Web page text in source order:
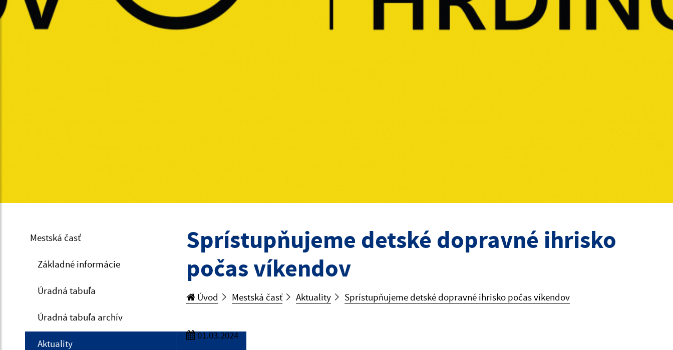
Mestská časť
Základné informácie
Úradná tabuľa
Úradná tabuľa archív
Aktuality
Sprístupňujeme detské dopravné ihrisko
počas víkendov
Úvod Mestská časť Aktuality Sprístupňujeme detské dopravné ihrisko počas víkendov
01.03.2024